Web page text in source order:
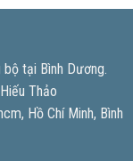
tại Bình Dương.
Thảo
Hồ Chí Minh, Bình